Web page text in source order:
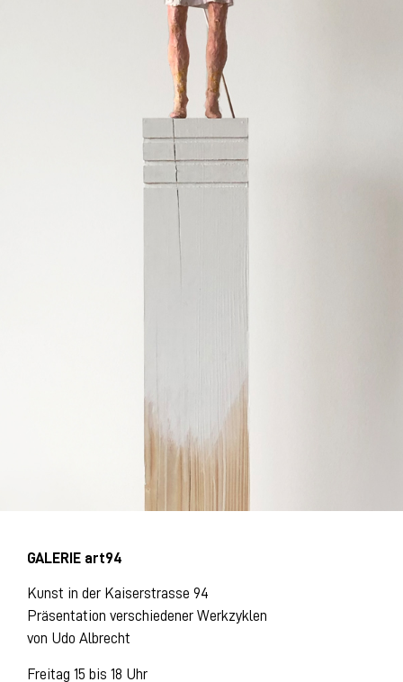
GALERIE art94
Kunst in der Kaiserstrasse 94
Präsentation verschiedener Werkzyklen
von Udo Albrecht
Freitag 15 bis 18 Uhr